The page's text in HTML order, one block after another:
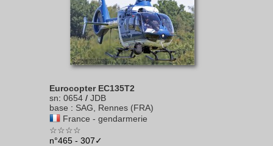
Eurocopter EC135T2
sn: 0654 / JDB
base : SAG, Rennes (FRA)
France - gendarmerie
☆☆☆☆
n°465 - 307✓